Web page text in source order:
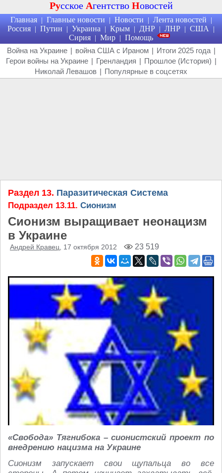
Русское Агентство Новостей
Главная | Главные новости | Новости | Лента новостей |
Россия | Путин | Украина | Крым | ДНР | ЛНР | США |
Сирия | Мир | Помощь
Война на Украине | война США с Ираном | Итоги 2025 года |
Герои войны на Украине | Гренландия | Прошлое (История) |
Николай Левашов | Популярные в соцсетях
Раздел 13. Паразитическая Система
Подраздел 13.11. Сионизм
Сионизм выращивает неонацизм
в Украине
Андрей Кравец , 17 октября 2012 23 519
«Свобода» Тягнибока – сионистский проект по
внедрению нацизма на Украине
Сионизм запускает свои щупальца во все